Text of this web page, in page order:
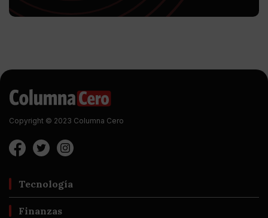
Copyright © 2023 Columna Cero
Tecnología
Finanzas